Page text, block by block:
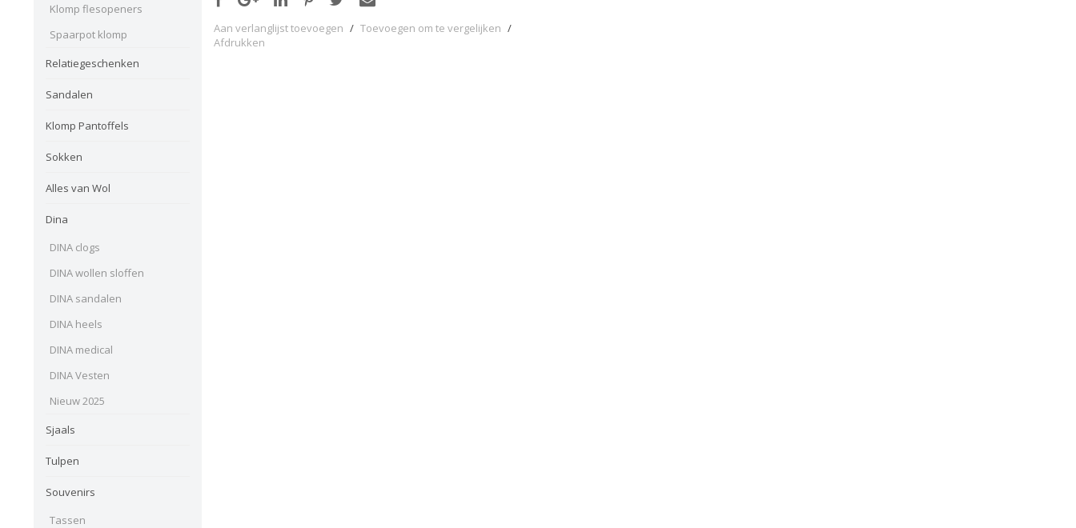
Klomp flesopeners
Spaarpot klomp
Relatiegeschenken
Sandalen
Klomp Pantoffels
Sokken
Alles van Wol
Dina
DINA clogs
DINA wollen sloffen
DINA sandalen
DINA heels
DINA medical
DINA Vesten
Nieuw 2025
Sjaals
Tulpen
Souvenirs
Tassen
Aan verlanglijst toevoegen / Toevoegen om te vergelijken /
Afdrukken